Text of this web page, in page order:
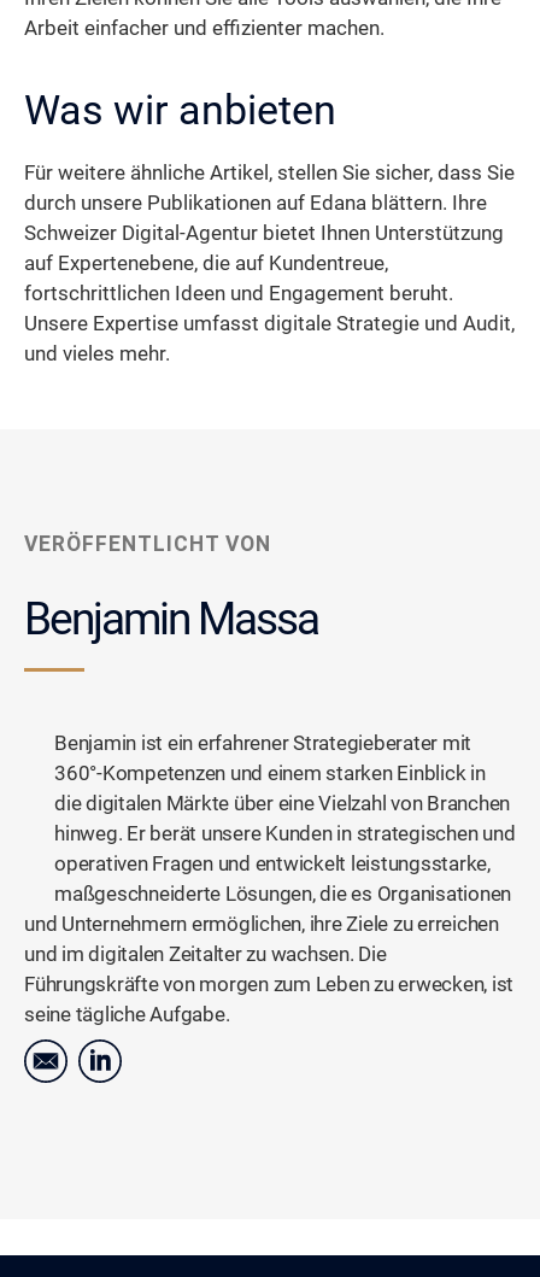
Arbeit einfacher und effizienter machen.
Was wir anbieten
Für weitere ähnliche Artikel, stellen Sie sicher, dass Sie
durch unsere Publikationen auf Edana blättern. Ihre
Schweizer Digital-Agentur bietet Ihnen Unterstützung
auf Expertenebene, die auf Kundentreue,
fortschrittlichen Ideen und Engagement beruht.
Unsere Expertise umfasst digitale Strategie und Audit,
und vieles mehr.
VERÖFFENTLICHT VON
Benjamin Massa
Benjamin ist ein erfahrener Strategieberater mit
360°-Kompetenzen und einem starken Einblick in
die digitalen Märkte über eine Vielzahl von Branchen
hinweg. Er berät unsere Kunden in strategischen und
operativen Fragen und entwickelt leistungsstarke,
maßgeschneiderte Lösungen, die es Organisationen
und Unternehmern ermöglichen, ihre Ziele zu erreichen
und im digitalen Zeitalter zu wachsen. Die
Führungskräfte von morgen zum Leben zu erwecken, ist
seine tägliche Aufgabe.